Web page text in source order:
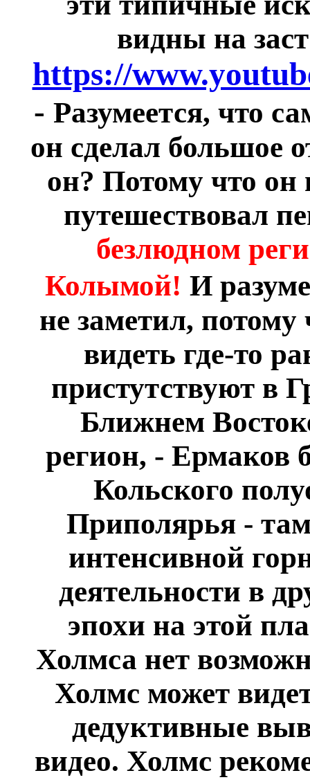
видны на
https://
- Разумеется, что
он сделал большое
он? Потому что он
путешествовал
безлюдном
Колымой! И
не заметил,
видеть где-то
пристутствуют в
Ближнем
регион, - Ермаков
Кольского
Приполярья -
интенсивной
деятельности в
эпохи на этой
Холмса нет
Холмс может
дедуктивные
видео. Холмс